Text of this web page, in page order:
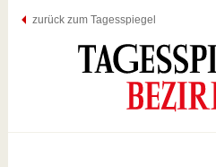
zurück zum Tagesspiegel